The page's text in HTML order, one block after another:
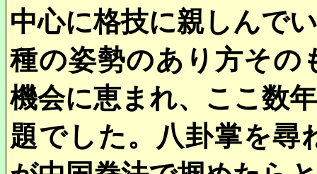
中心に格技に親しんで
種の姿勢のあり方その
機会に恵まれ、ここ数
題でした。八卦掌を尋